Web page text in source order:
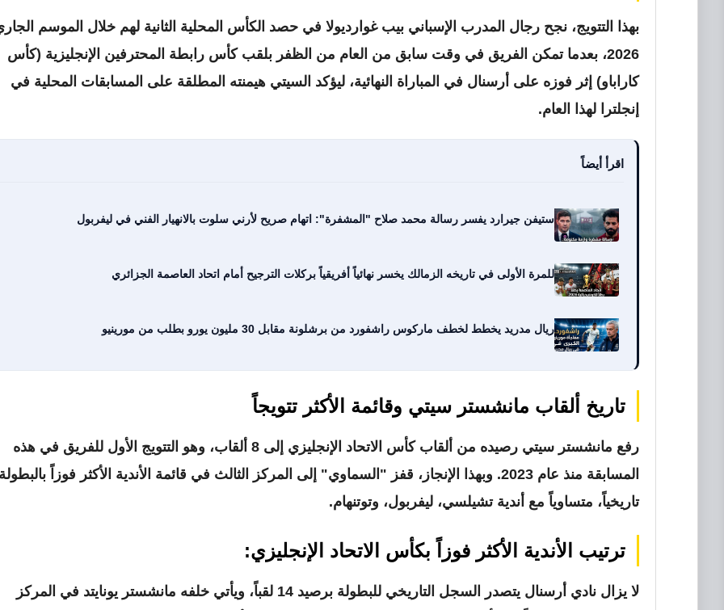
بهذا التتويج، نجح رجال المدرب الإسباني بيب غوارديولا في حصد الكأس المحلية الثانية لهم خلال الموسم
2026، بعدما تمكن الفريق في وقت سابق من العام من الظفر بلقب كأس رابطة المحترفين الإنجليزية (كأس
كاراباو) إثر فوزه على أرسنال في المباراة النهائية، ليؤكد السيتي هيمنته المطلقة على المسابقات المحلية في
إنجلترا لهذا العام.
اقرأ أيضاً
ستيفن جيرارد يفسر رسالة محمد صلاح "المشفرة": اتهام صريح لأرني سلوت بالانهيار الفني في ليفربول
للمرة الأولى في تاريخه الزمالك يخسر نهائياً أفريقياً بركلات الترجيح أمام اتحاد العاصمة الجزائري
ريال مدريد يخطط لخطف ماركوس راشفورد من برشلونة مقابل 30 مليون يورو بطلب من مورينيو
تاريخ ألقاب مانشستر سيتي وقائمة الأكثر تتويجاً
رفع مانشستر سيتي رصيده من ألقاب كأس الاتحاد الإنجليزي إلى 8 ألقاب
، وهو التتويج الأول للفريق في هذه
المسابقة منذ عام 2023. وبهذا الإنجاز، قفز "السماوي" إلى المركز الثالث في قائمة الأندية الأكثر فوزاً
تاريخياً، متساوياً مع أندية تشيلسي، ليفربول، وتوتنهام.
ترتيب الأندية الأكثر فوزاً بكأس الاتحاد الإنجليزي:
لا يزال نادي أرسنال يتصدر السجل التاريخي للبطولة برصيد 14 لقباً، ويأتي خلفه مانشستر يونايتد في المركز